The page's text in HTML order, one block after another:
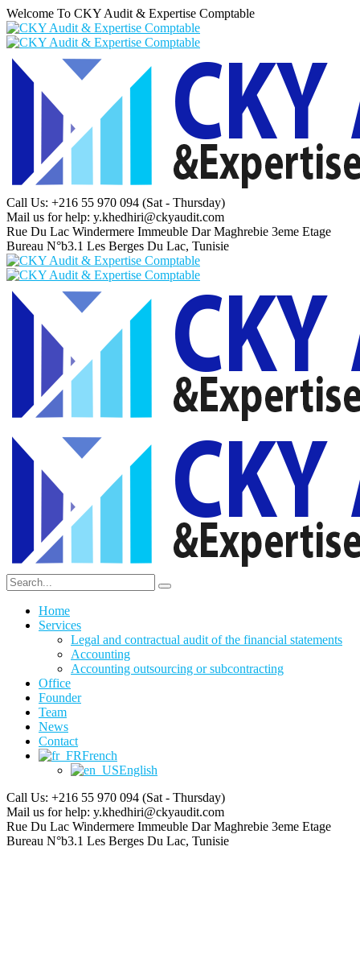
Welcome To CKY Audit & Expertise Comptable
Call Us: +216 55 970 094 (Sat - Thursday)
Mail us for help: y.khedhiri@ckyaudit.com
Rue Du Lac Windermere Immeuble Dar Maghrebie 3eme Etage
Bureau N°b3.1 Les Berges Du Lac, Tunisie
Home
Services
Legal and contractual audit of the financial statements
Accounting
Accounting outsourcing or subcontracting
Office
Founder
Team
News
Contact
French
English
Call Us: +216 55 970 094 (Sat - Thursday)
Mail us for help: y.khedhiri@ckyaudit.com
Rue Du Lac Windermere Immeuble Dar Maghrebie 3eme Etage
Bureau N°b3.1 Les Berges Du Lac, Tunisie